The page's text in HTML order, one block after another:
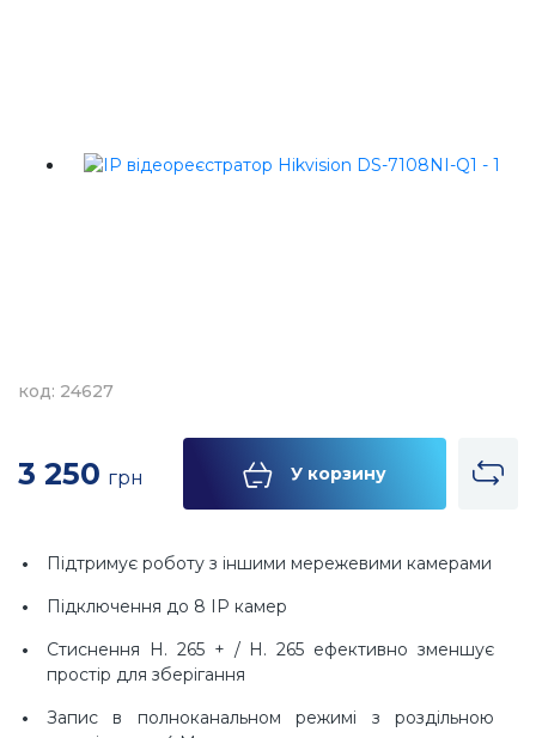
код: 24627
3 250 грн У корзину
Підтримує роботу з іншими мережевими камерами
Підключення до 8 IP камер
Стиснення H. 265 + / H. 265 ефективно зменшує
простір для зберігання
Запис в полноканальном режимі з роздільною